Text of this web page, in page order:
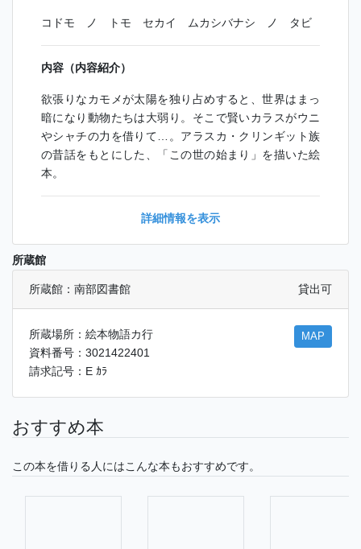
コドモ ノ トモ セカイ ムカシバナシ ノ タビ
内容（内容紹介）
欲張りなカモメが太陽を独り占めすると、世界はまっ
暗になり動物たちは大弱り。そこで賢いカラスがウニ
やシャチの力を借りて…。アラスカ・クリンギット族
の昔話をもとにした、「この世の始まり」を描いた絵
本。
詳細情報を表示
所蔵館
所蔵館：南部図書館 貸出可
所蔵場所：絵本物語カ行
資料番号：3021422401
請求記号：E ｶﾗ
MAP
おすすめ本
この本を借りる人にはこんな本もおすすめです。